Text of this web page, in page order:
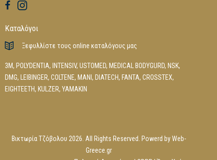
Καταλόγοι
Ξεφυλλίστε τους online καταλόγους μας
3M, POLYDENTIA, INTENSIV, USTOMED, MEDICAL BODYGURD, NSK,
DMG, LEIBINGER, COLTENE, MANI , DIATECH, FANTA, CROSSTEX,
EIGHTEETH, KULZER, YAMAKIN
Βικτωρία Τζόβολου 2026. All Rights Reserved. Powerd byWeb-
Greece.gr